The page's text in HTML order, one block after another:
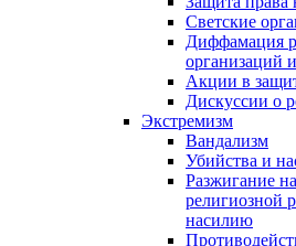
Светские
Диффамация
организаций
Акции в
Дискуссии о
Экстремизм
Вандализм
Убийства и
Разжигание
религиозной
насилию